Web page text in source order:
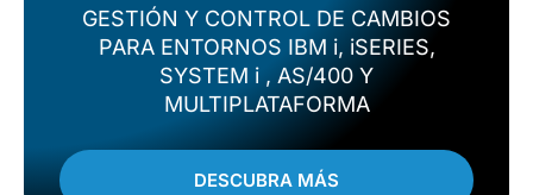
GESTIÓN Y CONTROL DE CAMBIOS
PARA ENTORNOS IBM i, iSERIES,
SYSTEM i , AS/400 Y
MULTIPLATAFORMA
DESCUBRA MÁS